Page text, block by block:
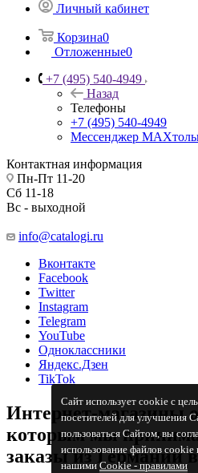
Сайт использует cookie с
посетителей для улучшения
пользоваться Сайтом, вы
использование файлов cookie
нашимиCookiе - правилами
Личный кабинет
Корзина0
Отложенные0
+7 (495) 540-4949
Назад
Телефоны
+7 (495) 540-4949
Мессенджер МАХ
Контактная информация
Пн-Пт 11-20
Сб 11-18
Вс - выходной
info@catalogi.ru
Вконтакте
Facebook
Twitter
Instagram
Telegram
YouTube
Одноклассники
Яндекс.Дзен
TikTok
Интернет-магазины
которым мы
заказы из Германии